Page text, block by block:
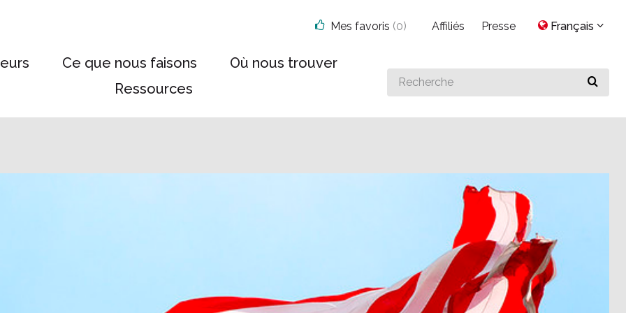
Ce que nous faisons
Où nous trouver
Ressources
Search
for
Mes favoris (0) Affiliés Presse Français